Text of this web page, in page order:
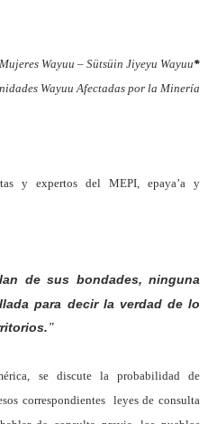
Wayuu – Sütsüin Jiyeyu Wayuu*
Wayuu Afectadas por la Minería
y expertos del MEPI, epaya’a y
de sus bondades, ninguna
para decir la verdad de lo
"
se discute la probabilidad de
correspondientes leyes de consulta